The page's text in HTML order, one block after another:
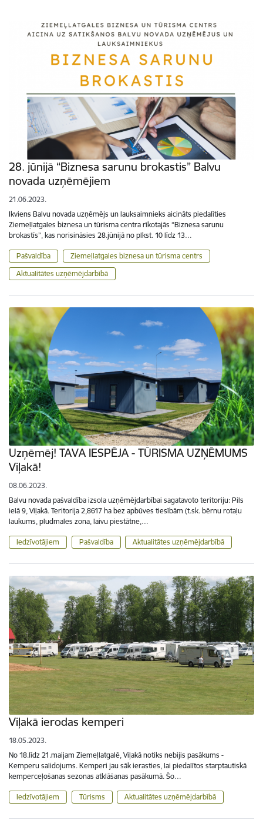
28. jūnijā “Biznesa sarunu brokastis” Balvu
novada uzņēmējiem
21.06.2023.
Ikviens Balvu novada uzņēmējs un lauksaimnieks aicināts piedalīties
Ziemeļlatgales biznesa un tūrisma centra rīkotajās “Biznesa sarunu
brokastīs”, kas norisināsies 28.jūnijā no plkst. 10 līdz 13…
Pašvaldība
Ziemeļlatgales biznesa un tūrisma centrs
Aktualitātes uzņēmējdarbībā
Uzņēmēj! TAVA IESPĒJA - TŪRISMA UZŅĒMUMS
Viļakā!
08.06.2023.
Balvu novada pašvaldība izsola uzņēmējdarbībai sagatavoto teritoriju: Pils
ielā 9, Viļakā. Teritorija 2,8617 ha bez apbūves tiesībām (t.sk. bērnu rotaļu
laukums, pludmales zona, laivu piestātne,…
Iedzīvotājiem Pašvaldība Aktualitātes uzņēmējdarbībā
Viļakā ierodas kemperi
18.05.2023.
No 18.līdz 21.maijam Ziemeļlatgalē, Viļakā notiks nebijis pasākums -
Kemperu salidojums. Kemperi jau sāk ierasties, lai piedalītos starptautiskā
kemperceļošanas sezonas atklāšanas pasākumā. Šo…
Iedzīvotājiem Tūrisms Aktualitātes uzņēmējdarbībā